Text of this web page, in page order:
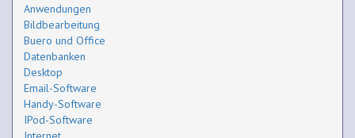
Anwendungen
Bildbearbeitung
Buero und Office
Datenbanken
Desktop
Email-Software
Handy-Software
IPod-Software